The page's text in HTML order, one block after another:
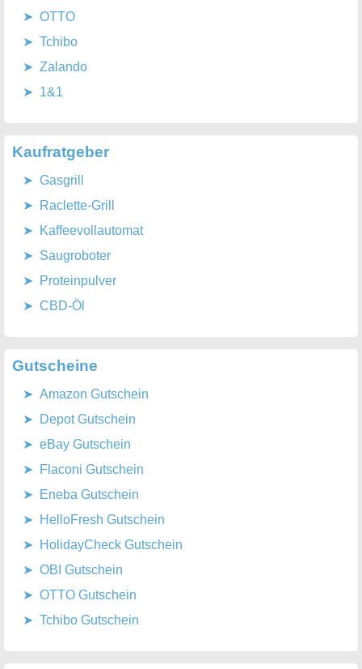
OTTO
Tchibo
Zalando
1&1
Kaufratgeber
Gasgrill
Raclette-Grill
Kaffeevollautomat
Saugroboter
Proteinpulver
CBD-Öl
Gutscheine
Amazon Gutschein
Depot Gutschein
eBay Gutschein
Flaconi Gutschein
Eneba Gutschein
HelloFresh Gutschein
HolidayCheck Gutschein
OBI Gutschein
OTTO Gutschein
Tchibo Gutschein